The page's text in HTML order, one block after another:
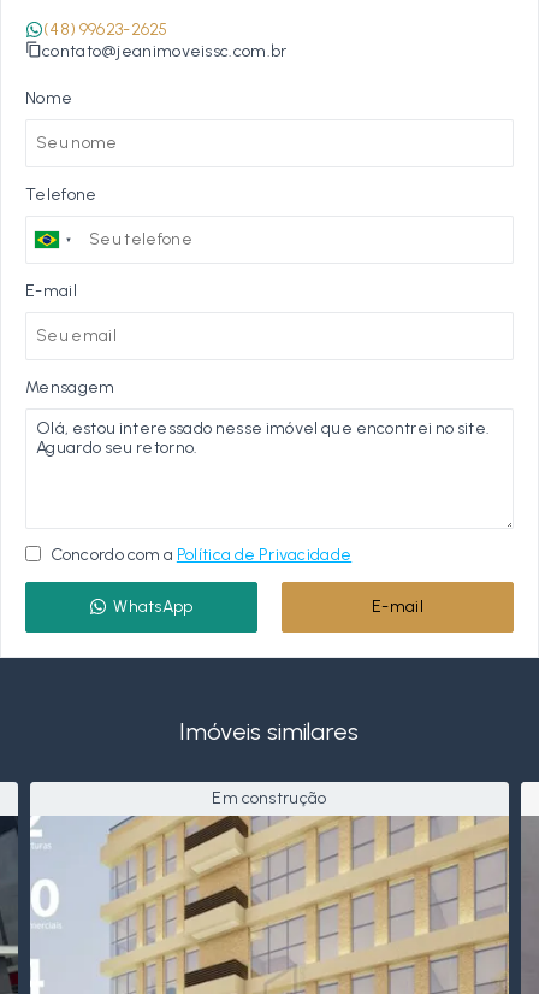
(48) 99623-2625
contato@jeanimoveissc.com.br
Nome
Telefone
E-mail
Mensagem
Concordo com a Política de Privacidade
WhatsApp E-mail
Imóveis similares
Em construção